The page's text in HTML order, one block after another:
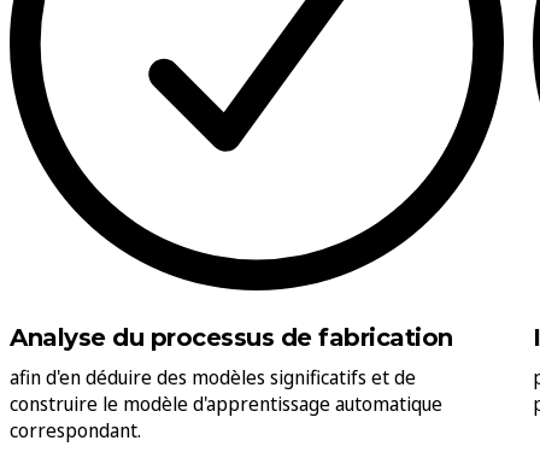
Analyse du processus de fabrication
afin d'en déduire des modèles significatifs et de
construire le modèle d'apprentissage automatique
correspondant.